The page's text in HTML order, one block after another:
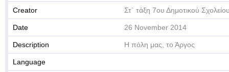
Creator Στ` τάξη 7ου Δημοτικού
Date 26 November 2014
Description Η πόλη μας, το Άργος
Language